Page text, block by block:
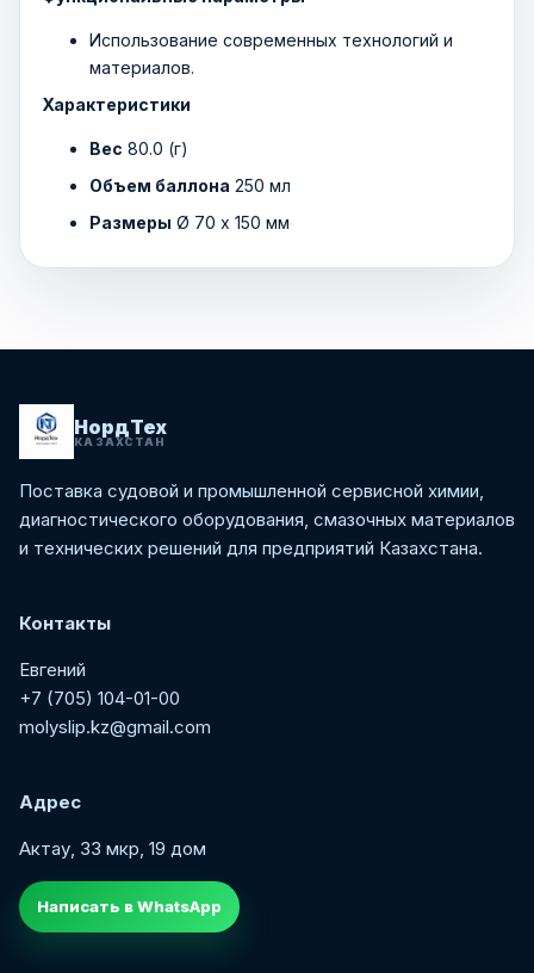
Использование современных технологий и
материалов.
Характеристики
Вес 80.0 (г)
Объем баллона 250 мл
Размеры Ø 70 х 150 мм
НордТех
КАЗАХСТАН
Поставка судовой и промышленной сервисной химии,
диагностического оборудования, смазочных материалов
и технических решений для предприятий Казахстана.
Контакты
Евгений
+7 (705) 104-01-00
molyslip.kz@gmail.com
Адрес
Актау, 33 мкр, 19 дом
Написать в WhatsApp